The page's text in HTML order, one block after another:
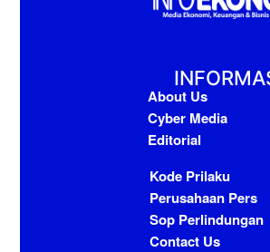
About Us
Cyber Media
Editorial
Kode Prilaku
Perusahaan Pers
Sop Perlindungan
Contact Us